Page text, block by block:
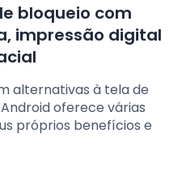
bloqueio com
impressão digital
alternativas à tela de
oferece várias
próprios benefícios e